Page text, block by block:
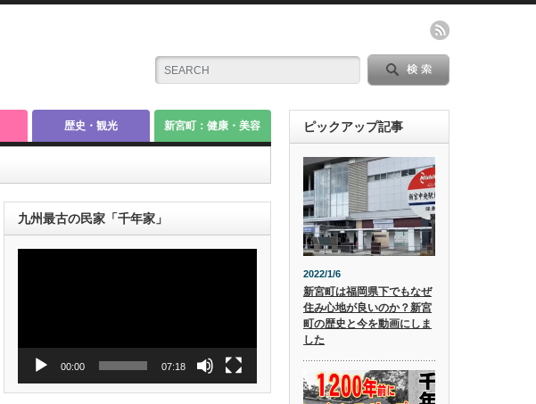
歴史・観光 新宮町：健康・美容
九州最古の民家「千年家」
00:00 07:18
ピックアップ記事
2022/1/6
新宮町は福岡県下でもなぜ
住み心地が良いのか？新宮
町の歴史と今を動画にしま
した